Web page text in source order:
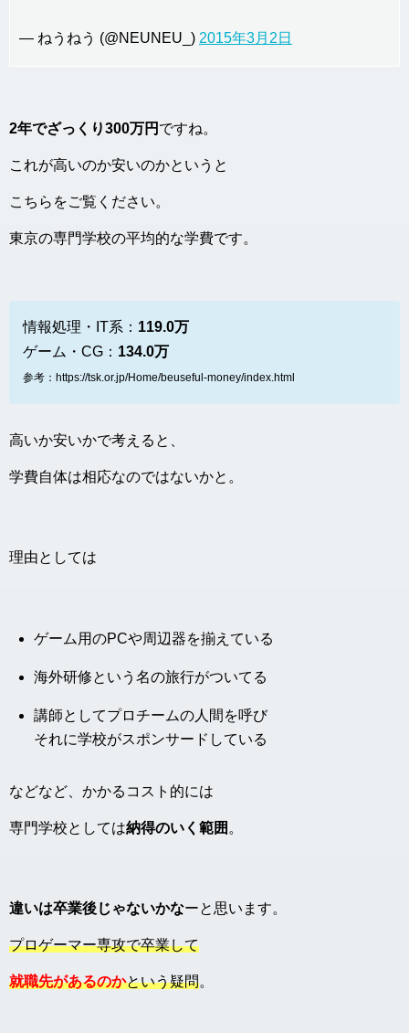
— ねうねう (@NEUNEU_) 2015年3月2日
2年でざっくり300万円 ですね。
これが高いのか安いのかというと
こちらをご覧ください。
東京の専門学校の平均的な学費です。
情報処理・IT系： 119.0万
ゲーム・CG： 134.0万
参考：https://tsk.or.jp/Home/beuseful-money/index.html
高いか安いかで考えると、
学費自体は相応なのではないかと。
理由としては
ゲーム用のPCや周辺器を揃えている
海外研修という名の旅行がついてる
講師としてプロチームの人間を呼び
それに学校がスポンサードしている
などなど、かかるコスト的には
専門学校としては納得のいく範囲 。
違いは卒業後じゃないかなーと思います。
プロゲーマー専攻で卒業して
就職先があるのかという疑問。